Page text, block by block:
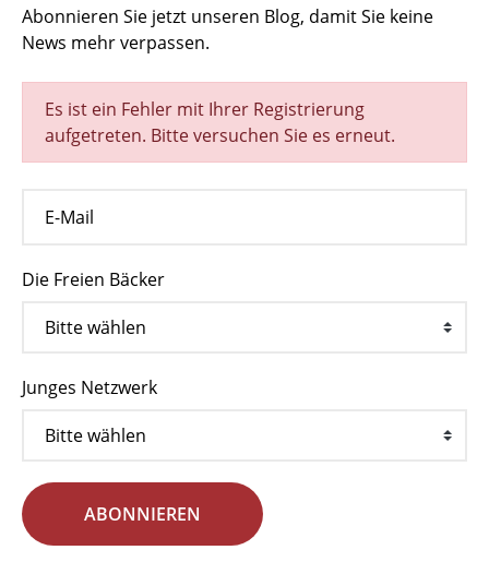
Abonnieren Sie jetzt unseren Blog, damit Sie keine
News mehr verpassen.
Es ist ein Fehler mit Ihrer Registrierung
aufgetreten. Bitte versuchen Sie es erneut.
Die Freien Bäcker
Junges Netzwerk
ABONNIEREN